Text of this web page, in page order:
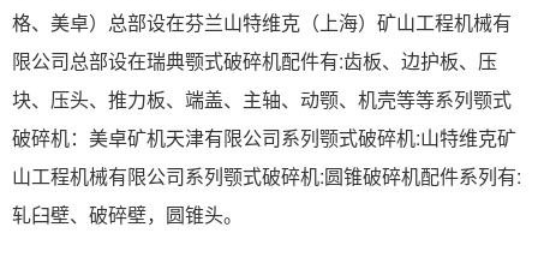
格、美卓）总部设在芬兰山特维克（上海）矿山工程机械有
限公司总部设在瑞典颚式破碎机配件有:齿板、边护板、压
块、压头、推力板、端盖、主轴、动颚、机壳等等系列颚式
破碎机：美卓矿机天津有限公司系列颚式破碎机:山特维克矿
山工程机械有限公司系列颚式破碎机:圆锥破碎机配件系列有:
轧臼壁、破碎壁，圆锥头。